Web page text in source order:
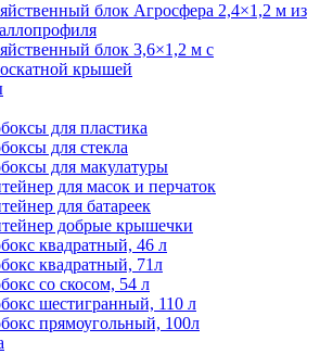
блок Агросфера 2,4×1,2 м из
блок 3,6×1,2 м с
крышей
для пластика
для стекла
для макулатуры
для масок и перчаток
для батареек
добрые крышечки
квадратный, 46 л
квадратный, 71л
со скосом, 54 л
шестигранный, 110 л
прямоугольный, 100л